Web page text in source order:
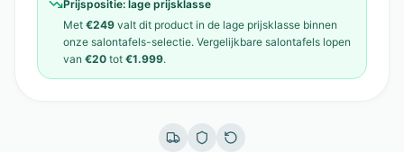
Prijspositie: lage prijsklasse
Met €249 valt dit product in de lage prijsklasse binnen
onze salontafels-selectie. Vergelijkbare salontafels lopen
van €20 tot €1.999.